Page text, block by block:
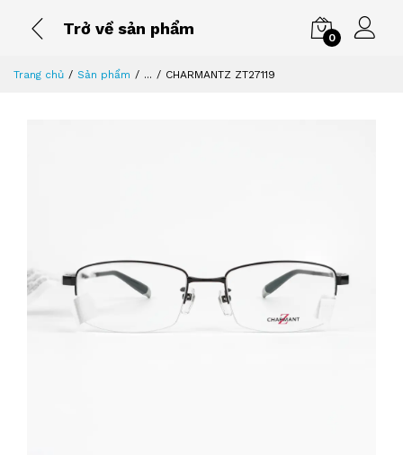
Trở về sản phẩm
0
Trang chủ Sản phẩm ... CHARMANTZ ZT27119